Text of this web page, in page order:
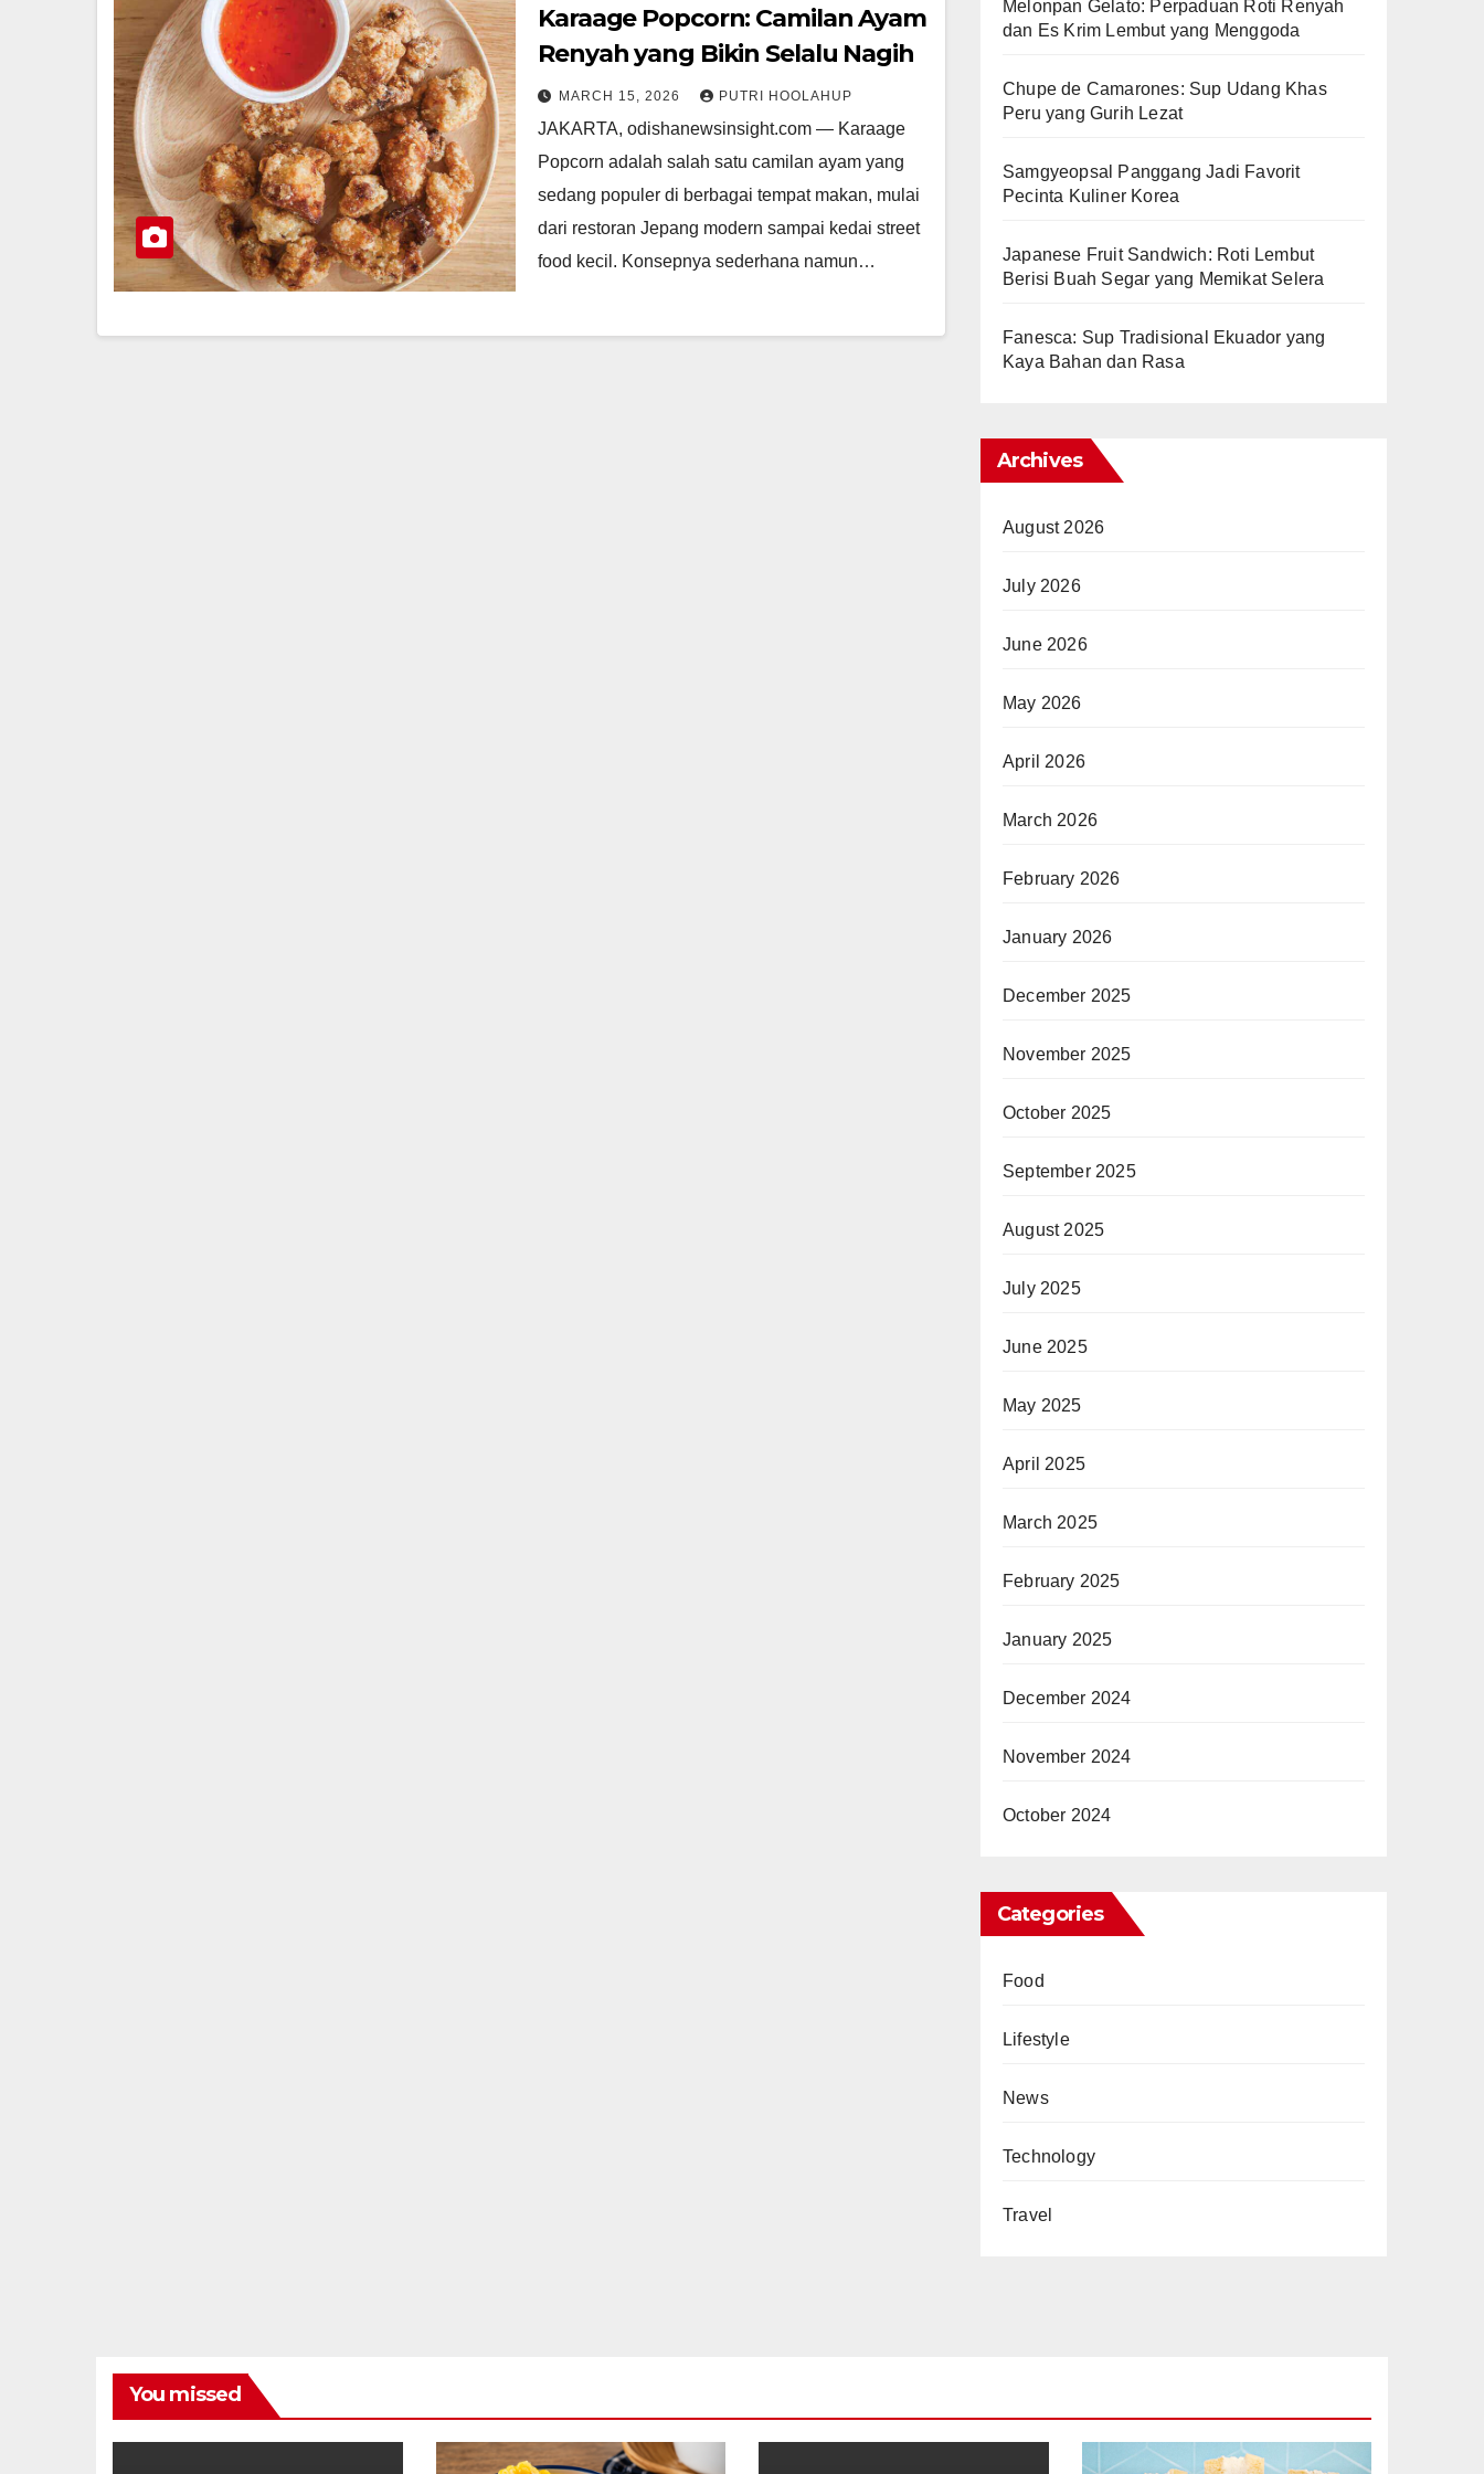
Karaage Popcorn: Camilan Ayam
Renyah yang Bikin Selalu Nagih
MARCH 15, 2026 PUTRI HOOLAHUP
JAKARTA, odishanewsinsight.com — Karaage
Popcorn adalah salah satu camilan ayam yang
sedang populer di berbagai tempat makan, mulai
dari restoran Jepang modern sampai kedai street
food kecil. Konsepnya sederhana namun…
Melonpan Gelato: Perpaduan Roti Renyah
dan Es Krim Lembut yang Menggoda
Chupe de Camarones: Sup Udang Khas
Peru yang Gurih Lezat
Samgyeopsal Panggang Jadi Favorit
Pecinta Kuliner Korea
Japanese Fruit Sandwich: Roti Lembut
Berisi Buah Segar yang Memikat Selera
Fanesca: Sup Tradisional Ekuador yang
Kaya Bahan dan Rasa
Archives
August 2026
July 2026
June 2026
May 2026
April 2026
March 2026
February 2026
January 2026
December 2025
November 2025
October 2025
September 2025
August 2025
July 2025
June 2025
May 2025
April 2025
March 2025
February 2025
January 2025
December 2024
November 2024
October 2024
Categories
Food
Lifestyle
News
Technology
Travel
You missed